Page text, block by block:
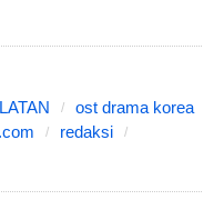
ost drama korea
redaksi